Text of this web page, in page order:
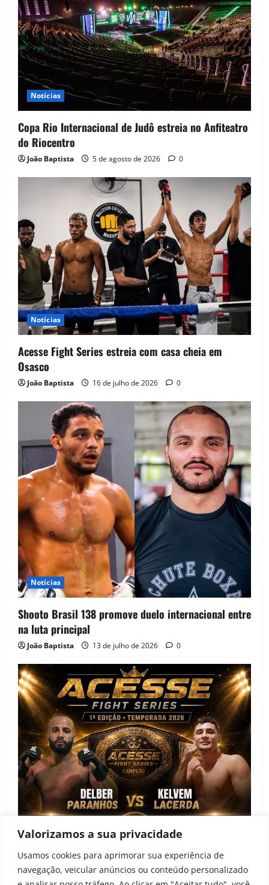
Valorizamos a sua privacidade
Usamos cookies para aprimorar sua experiência de
navegação, veicular anúncios ou conteúdo personalizado
Notícias
Copa Rio Internacional de Judô estreia no Anfiteatro
do Riocentro
João Baptista 5 de agosto de 2026 0
Notícias
Acesse Fight Series estreia com casa cheia em
Osasco
João Baptista 16 de julho de 2026 0
Notícias
Shooto Brasil 138 promove duelo internacional entre
na luta principal
João Baptista 13 de julho de 2026 0
Acesse Fight Series anuncia primeira edição e